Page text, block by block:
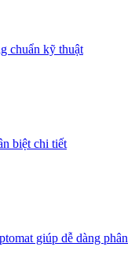
chuẩn kỹ thuật
biệt chi tiết
giúp dễ dàng phân